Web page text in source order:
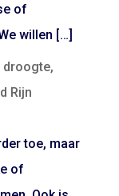
of
willen […]
droogte,
Rijn
toe, maar
of